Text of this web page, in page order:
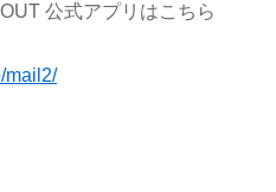
公式アプリはこちら
mail2/